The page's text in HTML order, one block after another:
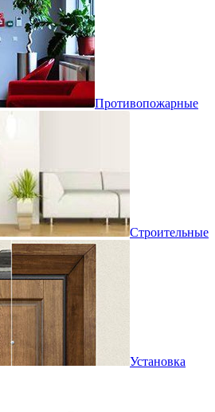
Противопожарные
Строительные
Установка